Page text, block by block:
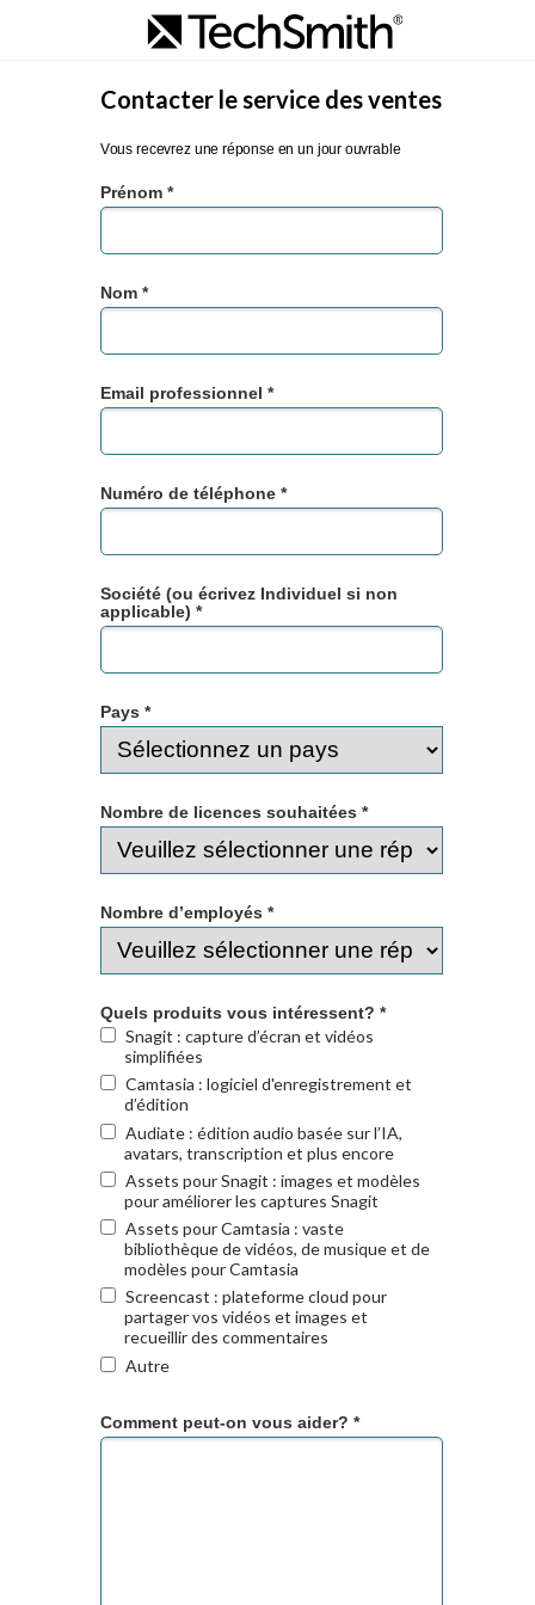
Vous recevrez une réponse en un jour ouvrable
Prénom *
Nom *
Email professionnel *
Numéro de téléphone *
Société (ou écrivez Individuel si non
applicable) *
Pays *
Nombre de licences souhaitées *
Nombre d’employés *
Quels produits vous intéressent? *
Snagit : capture d’écran et vidéos
simplifiées
Camtasia : logiciel d'enregistrement et
d’édition
Audiate : édition audio basée sur l’IA,
avatars, transcription et plus encore
Assets pour Snagit : images et modèles
pour améliorer les captures Snagit
Assets pour Camtasia : vaste
bibliothèque de vidéos, de musique et de
modèles pour Camtasia
Screencast : plateforme cloud pour
partager vos vidéos et images et
recueillir des commentaires
Autre
Comment peut-on vous aider? *
Contacter le service des ventes